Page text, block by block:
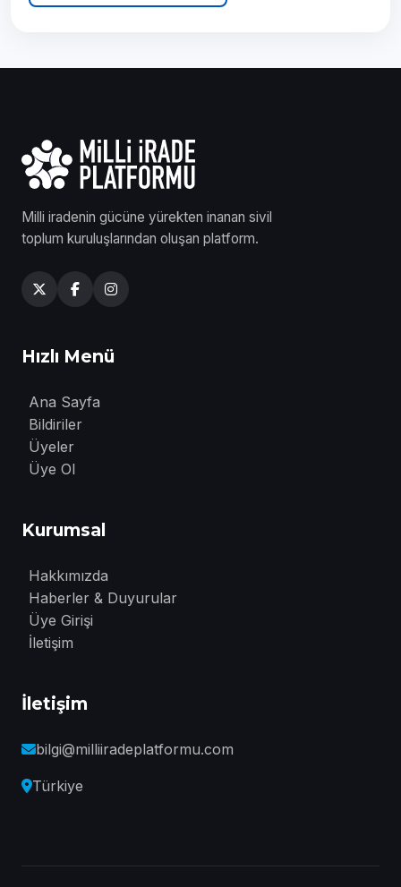
Milli iradenin gücüne yürekten inanan sivil
toplum kuruluşlarından oluşan platform.
Hızlı Menü
Ana Sayfa
Bildiriler
Üyeler
Üye Ol
Kurumsal
Hakkımızda
Haberler & Duyurular
Üye Girişi
İletişim
İletişim
bilgi@milliiradeplatformu.com
Türkiye